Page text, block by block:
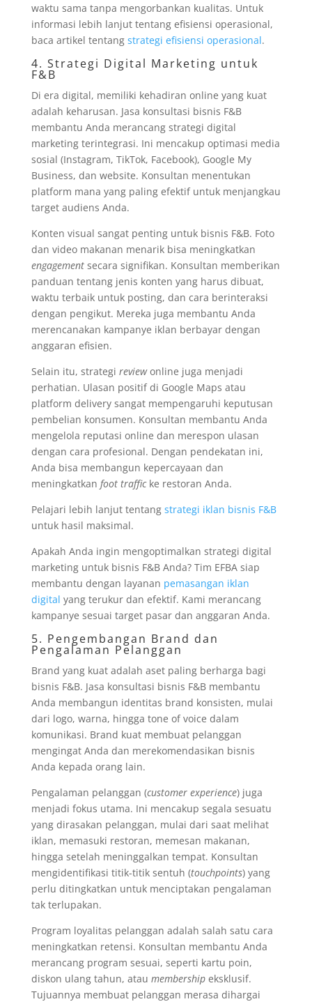
waktu sama tanpa mengorbankan kualitas. Untuk
informasi lebih lanjut tentang efisiensi operasional,
baca artikel tentang strategi efisiensi operasional.
4. Strategi Digital Marketing untuk
F&B
Di era digital, memiliki kehadiran online yang kuat
adalah keharusan. Jasa konsultasi bisnis F&B
membantu Anda merancang strategi digital
marketing terintegrasi. Ini mencakup optimasi media
sosial (Instagram, TikTok, Facebook), Google My
Business, dan website. Konsultan menentukan
platform mana yang paling efektif untuk menjangkau
target audiens Anda.
Konten visual sangat penting untuk bisnis F&B. Foto
dan video makanan menarik bisa meningkatkan
engagementsecara signifikan. Konsultan memberikan
panduan tentang jenis konten yang harus dibuat,
waktu terbaik untuk posting, dan cara berinteraksi
dengan pengikut. Mereka juga membantu Anda
merencanakan kampanye iklan berbayar dengan
anggaran efisien.
Selain itu, strategi reviewonline juga menjadi
perhatian. Ulasan positif di Google Maps atau
platform delivery sangat mempengaruhi keputusan
pembelian konsumen. Konsultan membantu Anda
mengelola reputasi online dan merespon ulasan
dengan cara profesional. Dengan pendekatan ini,
Anda bisa membangun kepercayaan dan
meningkatkan foot trafficke restoran Anda.
Pelajari lebih lanjut tentang strategi iklan bisnis F&B
untuk hasil maksimal.
Apakah Anda ingin mengoptimalkan strategi digital
marketing untuk bisnis F&B Anda? Tim EFBA siap
membantu dengan layanan pemasangan iklan
digital yang terukur dan efektif. Kami merancang
kampanye sesuai target pasar dan anggaran Anda.
5. Pengembangan Brand dan
Pengalaman Pelanggan
Brand yang kuat adalah aset paling berharga bagi
bisnis F&B. Jasa konsultasi bisnis F&B membantu
Anda membangun identitas brand konsisten, mulai
dari logo, warna, hingga tone of voice dalam
komunikasi. Brand kuat membuat pelanggan
mengingat Anda dan merekomendasikan bisnis
Anda kepada orang lain.
Pengalaman pelanggan (customer experience) juga
menjadi fokus utama. Ini mencakup segala sesuatu
yang dirasakan pelanggan, mulai dari saat melihat
iklan, memasuki restoran, memesan makanan,
hingga setelah meninggalkan tempat. Konsultan
mengidentifikasi titik-titik sentuh (touchpoints) yang
perlu ditingkatkan untuk menciptakan pengalaman
tak terlupakan.
Program loyalitas pelanggan adalah salah satu cara
meningkatkan retensi. Konsultan membantu Anda
merancang program sesuai, seperti kartu poin,
diskon ulang tahun, atau membershipeksklusif.
Tujuannya membuat pelanggan merasa dihargai